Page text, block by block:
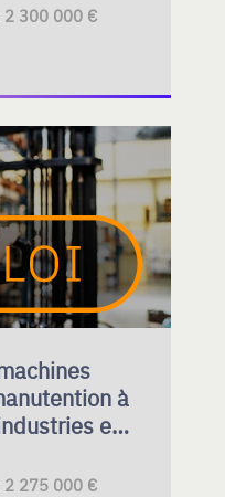
2 300 000 €
à
et
2 275 000 €